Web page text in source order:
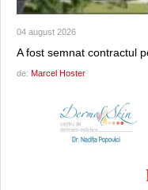
04 august 2026
A fost semnat contractul
de: Marcel Hoster